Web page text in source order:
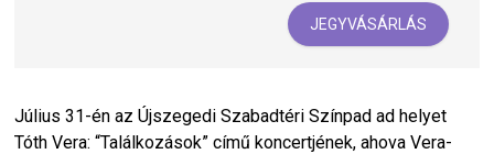
JEGYVÁSÁRLÁS
Július 31-én az Újszegedi Szabadtéri Színpad ad helyet
Tóth Vera: “Találkozások” című koncertjének, ahova Vera-